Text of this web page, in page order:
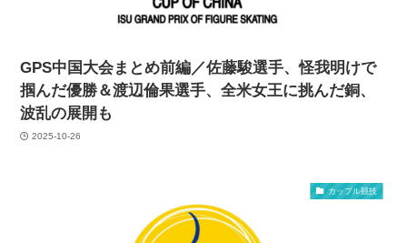
GPS中国大会まとめ前編／佐藤駿選手、怪我明けで
掴んだ優勝＆渡辺倫果選手、全米女王に挑んだ銅、
波乱の展開も
2025-10-26
カップル競技